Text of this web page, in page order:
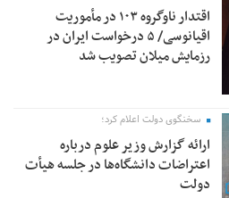
اقتدار ناوگروه ۱۰۳ در مأموریت‌
اقیانوسی/ ۵ درخواست ایران در
رزمایش میلان تصویب شد
سخنگوی دولت اعلام کرد؛
ارائه گزارش وزیر علوم درباره
اعتراضات دانشگاه‌ها در جلسه هیأت
دولت